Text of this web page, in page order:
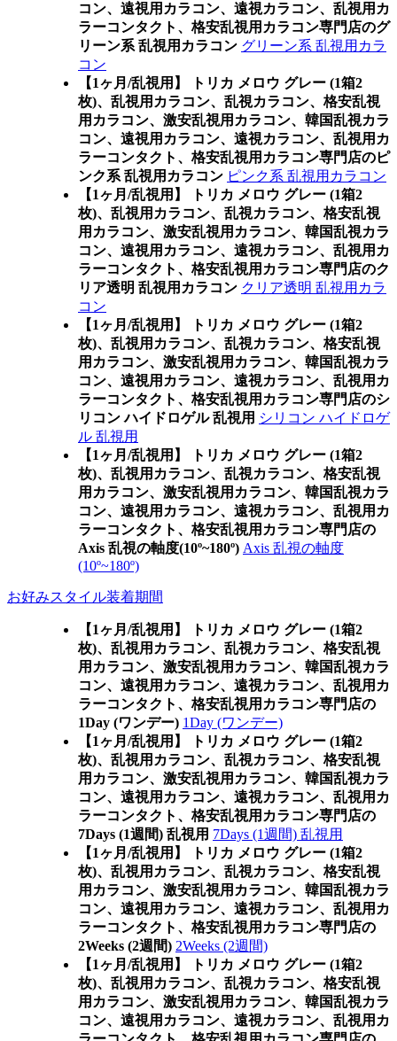
コン、遠視用カラコン、遠視カラコン、乱視用カ
ラーコンタクト、格安乱視用カラコン専門店のグ
リーン系 乱視用カラコン グリーン系 乱視用カラ
コン
【1ヶ月/乱視用】 トリカ メロウ グレー (1箱2
枚)、乱視用カラコン、乱視カラコン、格安乱視
用カラコン、激安乱視用カラコン、韓国乱視カラ
コン、遠視用カラコン、遠視カラコン、乱視用カ
ラーコンタクト、格安乱視用カラコン専門店のピ
ンク系 乱視用カラコン ピンク系 乱視用カラコン
【1ヶ月/乱視用】 トリカ メロウ グレー (1箱2
枚)、乱視用カラコン、乱視カラコン、格安乱視
用カラコン、激安乱視用カラコン、韓国乱視カラ
コン、遠視用カラコン、遠視カラコン、乱視用カ
ラーコンタクト、格安乱視用カラコン専門店のク
リア透明 乱視用カラコン クリア透明 乱視用カラ
コン
【1ヶ月/乱視用】 トリカ メロウ グレー (1箱2
枚)、乱視用カラコン、乱視カラコン、格安乱視
用カラコン、激安乱視用カラコン、韓国乱視カラ
コン、遠視用カラコン、遠視カラコン、乱視用カ
ラーコンタクト、格安乱視用カラコン専門店のシ
リコン ハイドロゲル 乱視用 シリコン ハイドロゲ
ル 乱視用
【1ヶ月/乱視用】 トリカ メロウ グレー (1箱2
枚)、乱視用カラコン、乱視カラコン、格安乱視
用カラコン、激安乱視用カラコン、韓国乱視カラ
コン、遠視用カラコン、遠視カラコン、乱視用カ
ラーコンタクト、格安乱視用カラコン専門店の
Axis 乱視の軸度(10º~180º) Axis 乱視の軸度
(10º~180º)
お好みスタイル装着期間
【1ヶ月/乱視用】 トリカ メロウ グレー (1箱2
枚)、乱視用カラコン、乱視カラコン、格安乱視
用カラコン、激安乱視用カラコン、韓国乱視カラ
コン、遠視用カラコン、遠視カラコン、乱視用カ
ラーコンタクト、格安乱視用カラコン専門店の
1Day (ワンデー) 1Day (ワンデー)
【1ヶ月/乱視用】 トリカ メロウ グレー (1箱2
枚)、乱視用カラコン、乱視カラコン、格安乱視
用カラコン、激安乱視用カラコン、韓国乱視カラ
コン、遠視用カラコン、遠視カラコン、乱視用カ
ラーコンタクト、格安乱視用カラコン専門店の
7Days (1週間) 乱視用 7Days (1週間) 乱視用
【1ヶ月/乱視用】 トリカ メロウ グレー (1箱2
枚)、乱視用カラコン、乱視カラコン、格安乱視
用カラコン、激安乱視用カラコン、韓国乱視カラ
コン、遠視用カラコン、遠視カラコン、乱視用カ
ラーコンタクト、格安乱視用カラコン専門店の
2Weeks (2週間) 2Weeks (2週間)
【1ヶ月/乱視用】 トリカ メロウ グレー (1箱2
枚)、乱視用カラコン、乱視カラコン、格安乱視
用カラコン、激安乱視用カラコン、韓国乱視カラ
コン、遠視用カラコン、遠視カラコン、乱視用カ